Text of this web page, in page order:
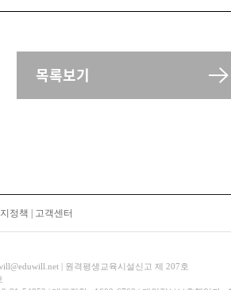
목록보기
정책 고객센터
| 원격평생교육시설신고 제 207호